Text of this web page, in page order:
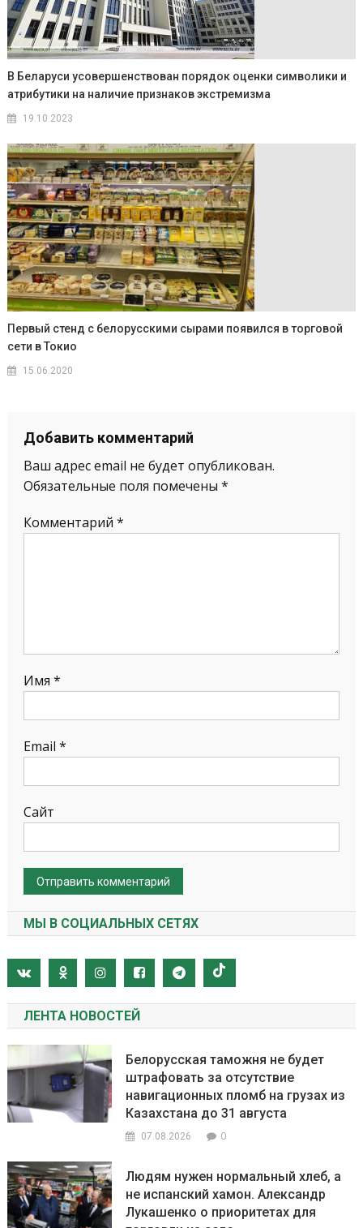
В Беларуси усовершенствован порядок оценки символики и
атрибутики на наличие признаков экстремизма
19.10.2023
Первый стенд с белорусскими сырами появился в торговой
сети в Токио
15.06.2020
Добавить комментарий
Ваш адрес email не будет опубликован.
Обязательные поля помечены *
Комментарий *
Имя *
Email *
Сайт
МЫ В СОЦИАЛЬНЫХ СЕТЯХ
ЛЕНТА НОВОСТЕЙ
Белорусская таможня не будет
штрафовать за отсутствие
навигационных пломб на грузах из
Казахстана до 31 августа
07.08.2026 0
Людям нужен нормальный хлеб, а
не испанский хамон. Александр
Лукашенко о приоритетах для